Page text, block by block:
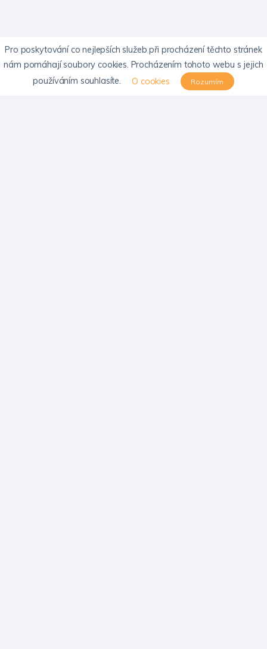
Pro poskytování co nejlepších služeb při procházení těchto stránek
nám pomáhají soubory cookies. Procházením tohoto webu s jejich
používáním souhlasíte.
O cookies Rozumím